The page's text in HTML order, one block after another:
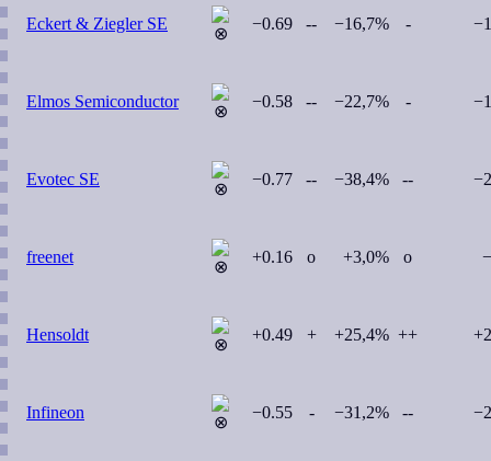
Eckert & Ziegler SE −0.69 -- −16,7% -
Elmos Semiconductor −0.58 -- −22,7% -
Evotec SE −0.77 -- −38,4% --
freenet +0.16 o +3,0% o
Hensoldt +0.49 + +25,4% ++
Infineon −0.55 - −31,2% --